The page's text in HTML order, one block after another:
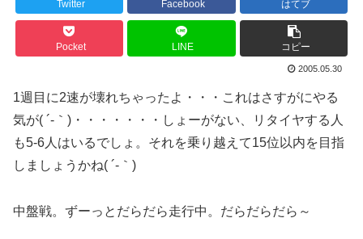
Twitter Facebook はてブ
Pocket LINE コピー
2005.05.30
1週目に2速が壊れちゃったよ・・・これはさすがにやる
気が( ´-｀)・・・・・・・しょーがない、リタイヤする人
も5-6人はいるでしょ。それを乗り越えて15位以内を目指
しましょうかね( ´-｀)
中盤戦。ずーっとだらだら走行中。だらだらだら～